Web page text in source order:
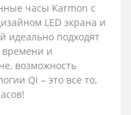
часы Karmon с
LED экрана и
идеально подходят
времени и
возможность
Qi – это все то,